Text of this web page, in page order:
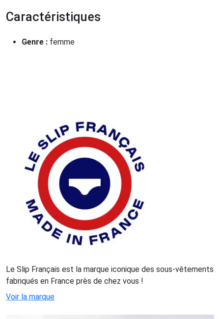
Caractéristiques
Genre : femme
Le Slip Français est la marque iconique des sous-vêtements
fabriqués en France près de chez vous !
Voir la marque